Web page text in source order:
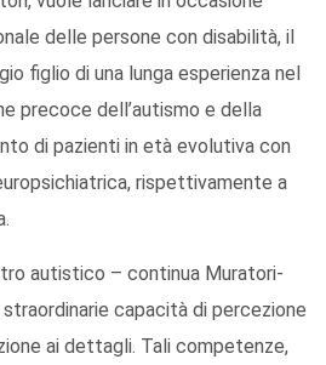
delle persone con disabilità, il
figlio di una lunga esperienza nel
precoce dell’autismo e della
di pazienti in età evolutiva con
rispettivamente a
autistico – continua Muratori-
capacità di percezione
ai dettagli. Tali competenze,